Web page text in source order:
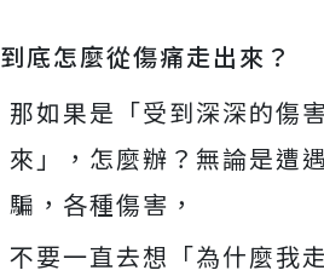
到底怎麼從傷痛走出來？
那如果是「受到深深的傷
來」，怎麼辦？無論是遭
騙，各種傷害，
不要一直去想「為什麼我